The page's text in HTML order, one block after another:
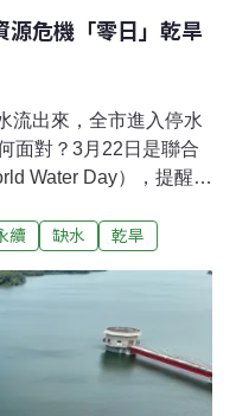
源危機「零日」乾旱
流出來，全市進入停水
面對？3月22日是聯合
Water Day），提醒全
（day-zero drought）將
2018年，南非開普頓
停水之日將近。時任
投書媒體寫道，「我
』到來之時，如何避免
自此，「零日」成了
續 缺水 乾旱